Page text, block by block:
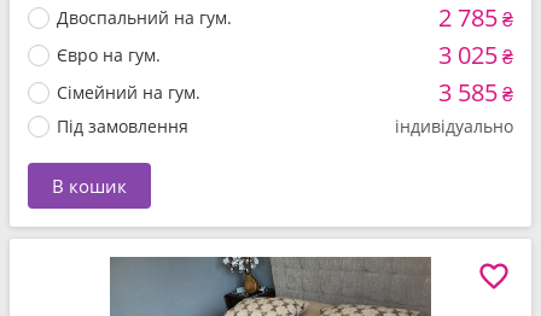
Двоспальний на гум. 2 785₴
Євро на гум. 3 025₴
Сімейний на гум. 3 585₴
Під замовлення індивідуально
В кошик